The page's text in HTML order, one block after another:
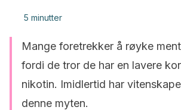
5 minutter
Mange foretrekker å røyke
fordi de tror de har en lavere
nikotin. Imidlertid har
denne myten.